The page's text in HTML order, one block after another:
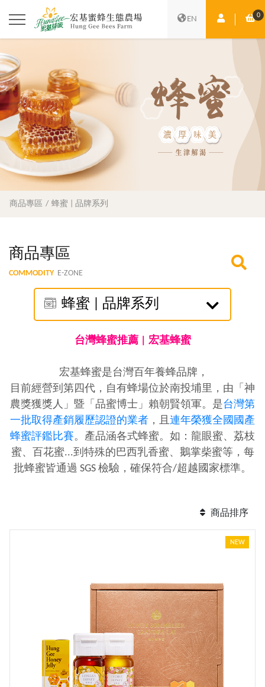
EN 會員中心0
購
商品專區 蜂蜜 | 品牌系列
商品專區
COMMODITY E-ZONE
蜂蜜 | 品牌系列
台灣蜂蜜推薦 | 宏基蜂蜜
宏基蜂蜜是台灣百年養蜂品牌，
目前經營到第四代，自有蜂場位於南投埔里，由「神
農獎獲獎人」暨「品蜜博士」賴朝賢領軍。是台灣第
一批取得產銷履歷認證的業者 ，且 連年榮獲全國國產
蜂蜜評鑑比賽。產品涵各式蜂蜜。如：龍眼蜜、荔枝
蜜、百花蜜...到特殊的巴西乳香蜜、鵝掌柴蜜等，每
批蜂蜜皆通過 SGS 檢驗，確保符合/超越國家標準。
商品排序
NEW